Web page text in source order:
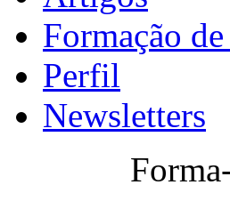
Formação
Perfil
Newsletters